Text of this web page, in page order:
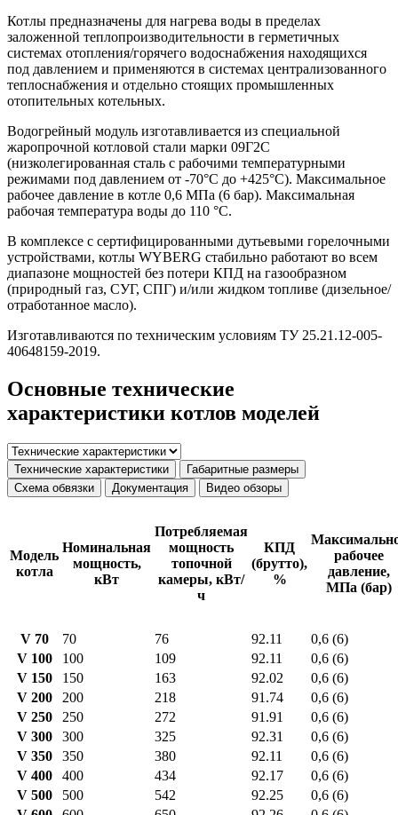
Котлы предназначены для нагрева воды в пределах
заложенной теплопроизводительности в герметичных
системах отопления/горячего водоснабжения находящихся
под давлением и применяются в системах централизованного
теплоснабжения и отдельно стоящих промышленных
отопительных котельных.
Водогрейный модуль изготавливается из специальной
жаропрочной котловой стали марки 09Г2С
(низколегированная сталь с рабочими температурными
режимами под давлением от -70°С до +425°С). Максимальное
рабочее давление в котле 0,6 МПа (6 бар). Максимальная
рабочая температура воды до 110 °C.
В комплексе с сертифицированными дутьевыми горелочными
устройствами, котлы WYBERG стабильно работают во всем
диапазоне мощностей без потери КПД на газообразном
(природный газ, СУГ, СПГ) и/или жидком топливе (дизельное/
отработанное масло).
Изготавливаются по техническим условиям ТУ 25.21.12-005-
40648159-2019.
Основные технические
характеристики котлов моделей
Технические характеристики
Габаритные размеры
Схема обвязки
Документация Видео обзоры
Модель
котла
Номинальная
мощность,
кВт
Потребляемая
мощность
топочной
камеры, кВт/
ч
КПД
(брутто),
%
рабочее
давление,
МПа (бар)
V 70 70 76 92.11
0,6 (6)
V 100
100 109 92.11
0,6 (6)
V 150
150 163 92.02
0,6 (6)
V 200
200 218 91.74
0,6 (6)
V 250
250 272 91.91
0,6 (6)
V 300
300 325 92.31
0,6 (6)
V 350
350 380 92.11
0,6 (6)
V 400
400 434 92.17
0,6 (6)
V 500
500 542 92.25
0,6 (6)